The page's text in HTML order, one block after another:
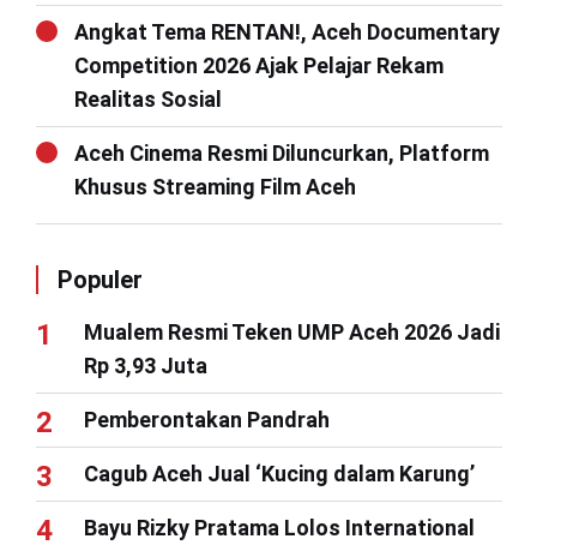
Angkat Tema RENTAN!, Aceh Documentary
Competition 2026 Ajak Pelajar Rekam
Realitas Sosial
Aceh Cinema Resmi Diluncurkan, Platform
Khusus Streaming Film Aceh
Populer
Mualem Resmi Teken UMP Aceh 2026 Jadi
Rp 3,93 Juta
Pemberontakan Pandrah
Cagub Aceh Jual ‘Kucing dalam Karung’
Bayu Rizky Pratama Lolos International